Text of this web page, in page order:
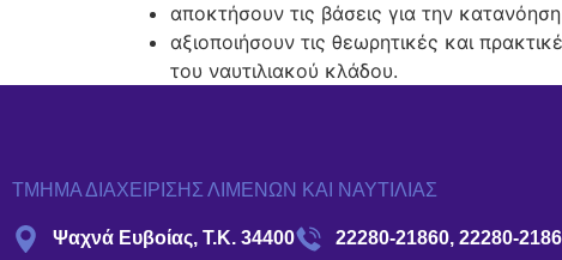
αποκτήσουν τις βάσεις για την
αξιοποιήσουν τις θεωρητικές και
του ναυτιλιακού κλάδου.
ΤΜΗΜΑ ΔΙΑΧΕΙΡΙΣΗΣ ΛΙΜΕΝΩΝ ΚΑΙ ΝΑΥΤΙΛΙΑΣ
Ψαχνά Ευβοίας, Τ.Κ. 34400 22280-21860, 22280-